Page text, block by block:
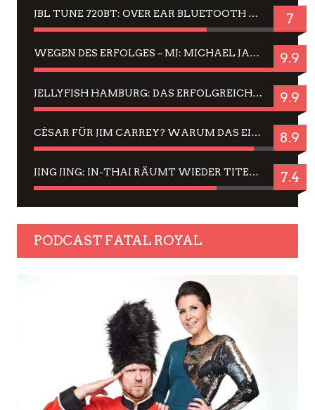
JBL TUNE 720BT: OVER EAR BLUETOOTH KOPFHÖRER UM DIE 50,-€ IM DAUER-TEST 7
WEGEN DES ERFOLGES – MJ: MICHAEL JACKSON MUSICAL IN EINER MATINEE SEHEN 9.9
JELLYFISH HAMBURG: DAS ERFOLGREICHE SOMMER-MENÜ 2025 IN GEFÜHLEN UND BILDERN 9.9
CÉSAR FÜR JIM CARREY? WARUM DAS EINER DER NERVIGSTEN ACTORS IST UND BLEIBT 8.9
JING JING: IN-THAI RÄUMT WIEDER TITEL AB – EIN ZWEI-STUNDEN-ERLEBNISBERICHT 7.4
PODCAST FATAL ROYAL